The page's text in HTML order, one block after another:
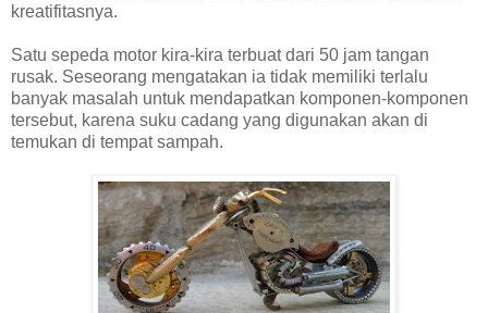
kreatifitasnya.
Satu sepeda motor kira-kira terbuat dari 50 jam tangan
rusak. Seseorang mengatakan ia tidak memiliki terlalu
banyak masalah untuk mendapatkan komponen-komponen
tersebut, karena suku cadang yang digunakan akan di
temukan di tempat sampah.